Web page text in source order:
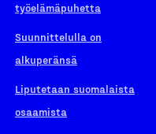
työelämäpuhetta
Suunnittelulla on
alkuperänsä
Liputetaan suomalaista
osaamista